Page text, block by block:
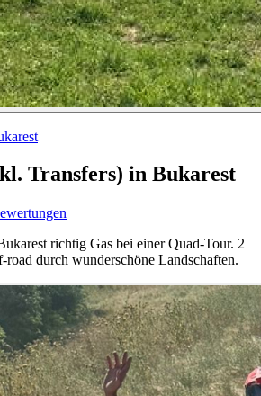
Transfers) in Bukarest
richtig Gas bei einer Quad-Tour. 2
road durch wunderschöne Landschaften.